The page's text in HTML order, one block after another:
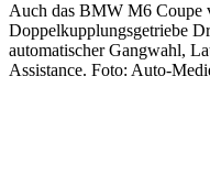
Auch das BMW M6 Coupe
Doppelkupplungsgetriebe
automatischer Gangwahl,
Assistance. Foto: Auto-